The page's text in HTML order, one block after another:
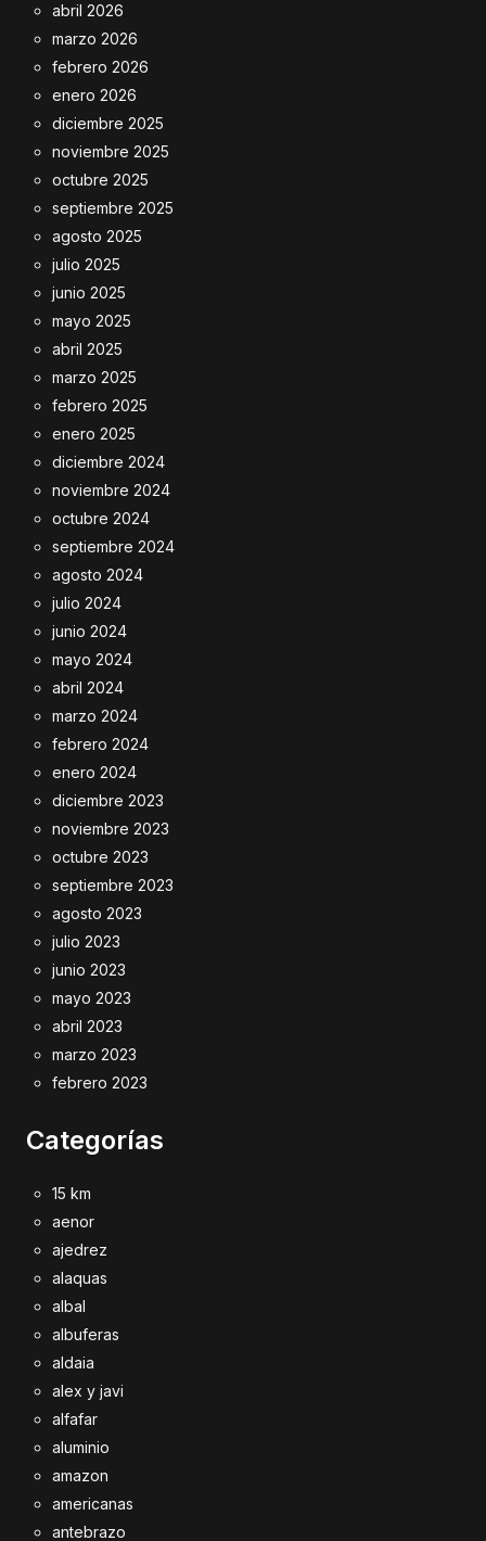
abril 2026
marzo 2026
febrero 2026
enero 2026
diciembre 2025
noviembre 2025
octubre 2025
septiembre 2025
agosto 2025
julio 2025
junio 2025
mayo 2025
abril 2025
marzo 2025
febrero 2025
enero 2025
diciembre 2024
noviembre 2024
octubre 2024
septiembre 2024
agosto 2024
julio 2024
junio 2024
mayo 2024
abril 2024
marzo 2024
febrero 2024
enero 2024
diciembre 2023
noviembre 2023
octubre 2023
septiembre 2023
agosto 2023
julio 2023
junio 2023
mayo 2023
abril 2023
marzo 2023
febrero 2023
Categorías
15 km
aenor
ajedrez
alaquas
albal
albuferas
aldaia
alex y javi
alfafar
aluminio
amazon
americanas
antebrazo